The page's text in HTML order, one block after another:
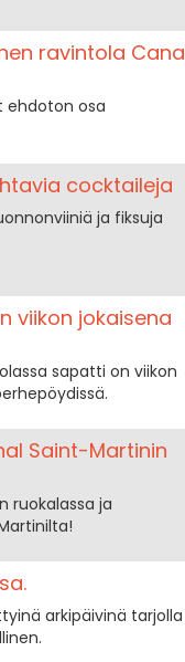
ravintola
ehdoton osa
cocktaileja
ja fiksuja
viikon jokaisena
sapatti on viikon
Saint-Martinin
ruokalassa ja
arkipäivinä tarjolla